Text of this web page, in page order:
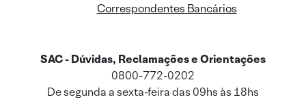
Correspondentes Bancários
SAC - Dúvidas, Reclamações e Orientações
0800-772-0202
De segunda a sexta-feira das 09hs às 18hs